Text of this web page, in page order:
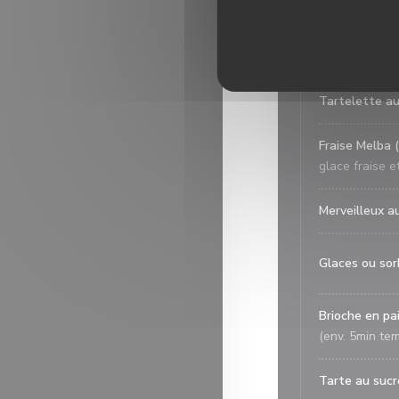
Les
Tartelette
Fraise Melba
glace fraise
Merveilleux
Glaces ou
Brioche en
(env. 5min
Tarte au